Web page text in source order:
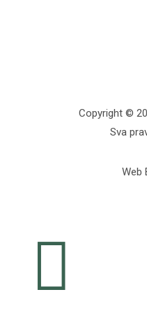
Copyright ©
Sva
Web
